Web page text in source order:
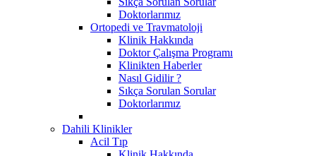
Doktorlarımız
Ortopedi ve Travmatoloji
Klinik Hakkında
Doktor Çalışma Programı
Klinikten Haberler
Nasıl Gidilir ?
Sıkça Sorulan Sorular
Doktorlarımız
Dahili Klinikler
Acil Tıp